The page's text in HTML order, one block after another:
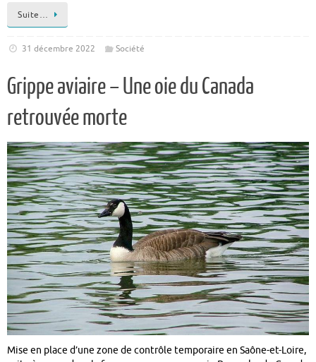
Suite…
31 décembre 2022 Société
Grippe aviaire – Une oie du Canada
retrouvée morte
Mise en place d’une zone de contrôle temporaire en Saône-et-Loire,